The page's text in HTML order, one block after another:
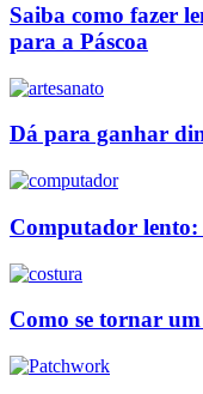
Saiba como fazer
para a Páscoa
Dá para ganhar
Computador
Como se tornar